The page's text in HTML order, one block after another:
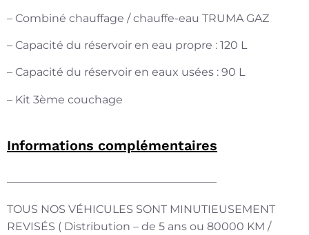
– Combiné chauffage / chauffe-eau TRUMA GAZ
– Capacité du réservoir en eau propre : 120 L
– Capacité du réservoir en eaux usées : 90 L
– Kit 3ème couchage
Informations complémentaires
———————————————————
TOUS NOS VÉHICULES SONT MINUTIEUSEMENT
REVISÉS ( Distribution – de 5 ans ou 80000 KM /